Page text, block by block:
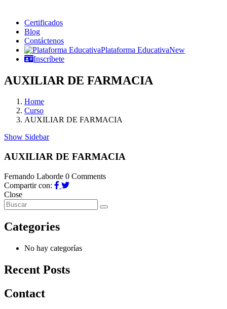
Certificados
Blog
Contáctenos
Plataforma EducativaNew
Inscríbete
AUXILIAR DE FARMACIA
Home
Curso
AUXILIAR DE FARMACIA
Show Sidebar
AUXILIAR DE FARMACIA
Fernando Laborde 0 Comments
Compartir con:
Close
Categories
No hay categorías
Recent Posts
Contact